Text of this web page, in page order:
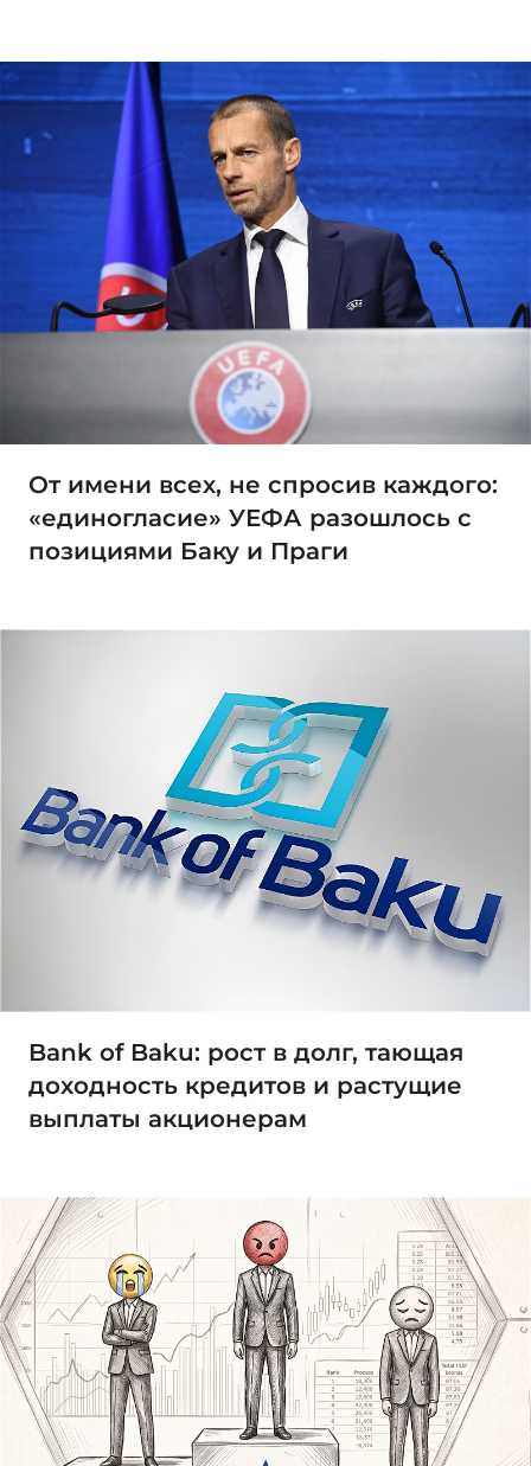
От имени всех, не спросив каждого:
«единогласие» УЕФА разошлось с
позициями Баку и Праги
Bank of Baku: рост в долг, тающая
доходность кредитов и растущие
выплаты акционерам